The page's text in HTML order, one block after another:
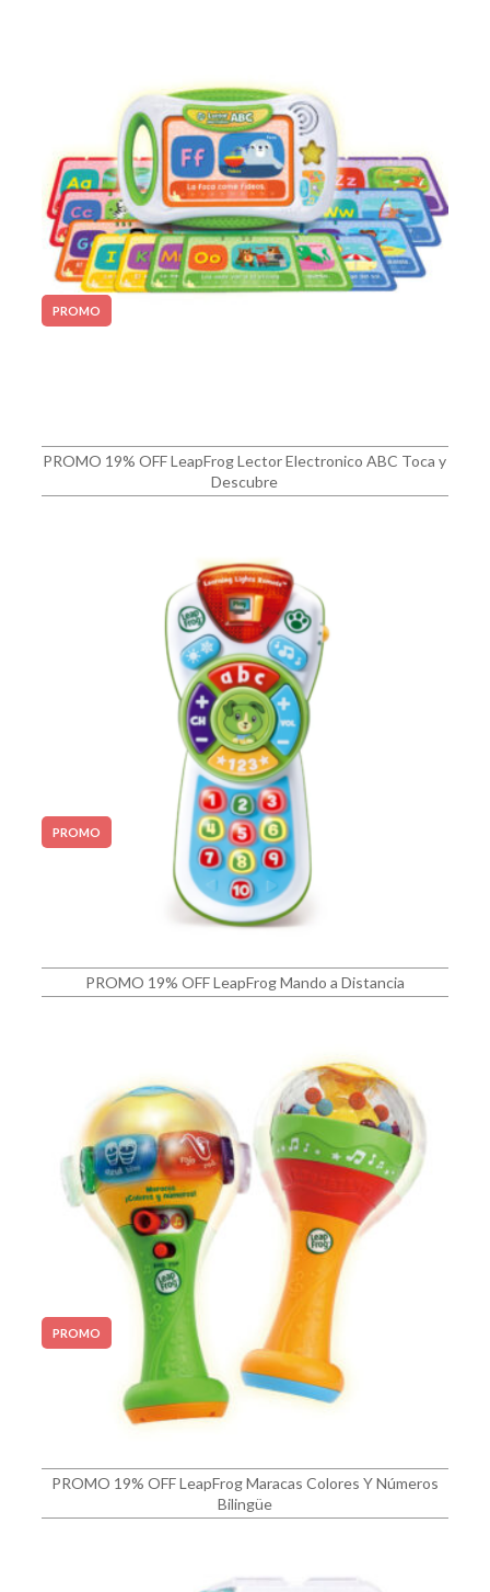
PROMO
PROMO 19% OFF LeapFrog Lector Electronico ABC Toca y
Descubre
PROMO
PROMO 19% OFF LeapFrog Mando a Distancia
PROMO
PROMO 19% OFF LeapFrog Maracas Colores Y Números
Bilingüe